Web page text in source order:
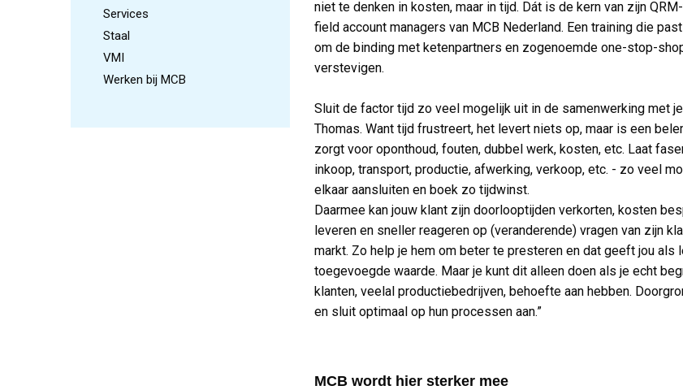
Services
Staal
VMI
Werken bij MCB
niet te denken in kosten, maar in tijd. Dát is de kern van zijn
field account managers van MCB Nederland. Een training die
om de binding met ketenpartners en zogenoemde one-stop-
verstevigen.
Sluit de factor tijd zo veel mogelijk uit in de samenwerking met
Thomas. Want tijd frustreert, het levert niets op, maar is een
zorgt voor oponthoud, fouten, dubbel werk, kosten, etc. Laat
inkoop, transport, productie, afwerking, verkoop, etc. - zo veel
elkaar aansluiten en boek zo tijdwinst.
Daarmee kan jouw klant zijn doorlooptijden verkorten, kosten
leveren en sneller reageren op (veranderende) vragen van zijn
markt. Zo help je hem om beter te presteren en dat geeft jou als
toegevoegde waarde. Maar je kunt dit alleen doen als je echt
klanten, veelal productiebedrijven, behoefte aan hebben.
en sluit optimaal op hun processen aan.”
MCB wordt hier sterker mee